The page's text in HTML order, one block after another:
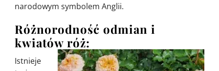
narodowym symbolem Anglii.
Różnorodność odmian i
kwiatów róż:
Istnieje